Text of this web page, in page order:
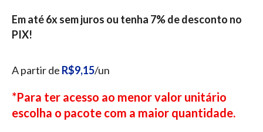
Em até 6x sem juros ou tenha 7% de desconto no
PIX!
A partir de R$9,15/un
*Para ter acesso ao menor valor unitário
escolha o pacote com a maior quantidade.